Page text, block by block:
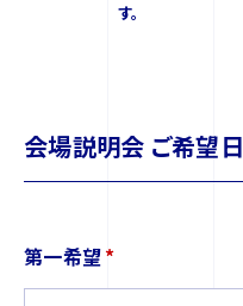
す。
会場説明会 ご希望日
第一希望*